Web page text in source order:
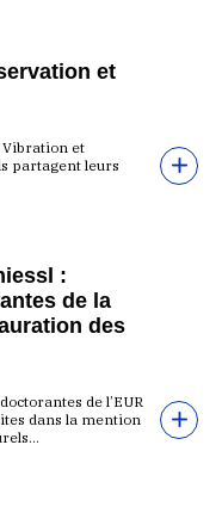
et
Vibration et
partagent leurs
:
de la
des
de l’EUR
dans la mention